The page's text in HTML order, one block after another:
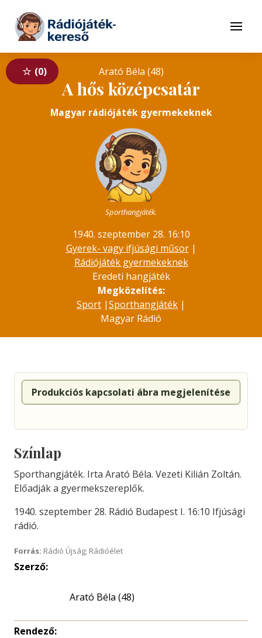
Tovább a tartalomhoz
Menü
0 Arató Béla (48)
A hős középcsatár
Magyar rádiójáték gyermekeknek
Sporthangjáték.
1940. szeptember 28. 16:10
Gyerek- vagy ifjúsági műsor|
Rádiójáték gyermekeknek
Eredeti hangjáték
Megközelítés:
Sport |Sporthangjáték |
Magyar Rádió
Produkciós kapcsolati ábra megjelenítése
Színlap
Sporthangjáték. Irta Arató Béla. Vezeti Kilián Zoltán.
Előadják a gyermekszereplők.
1940. szeptember 28. Rádió Budapest I. 16:10 Ifjúsági
rádió.
Forrás: Rádió Újság; Rádióélet
Szerző:
Arató Béla (48)
Rendező: